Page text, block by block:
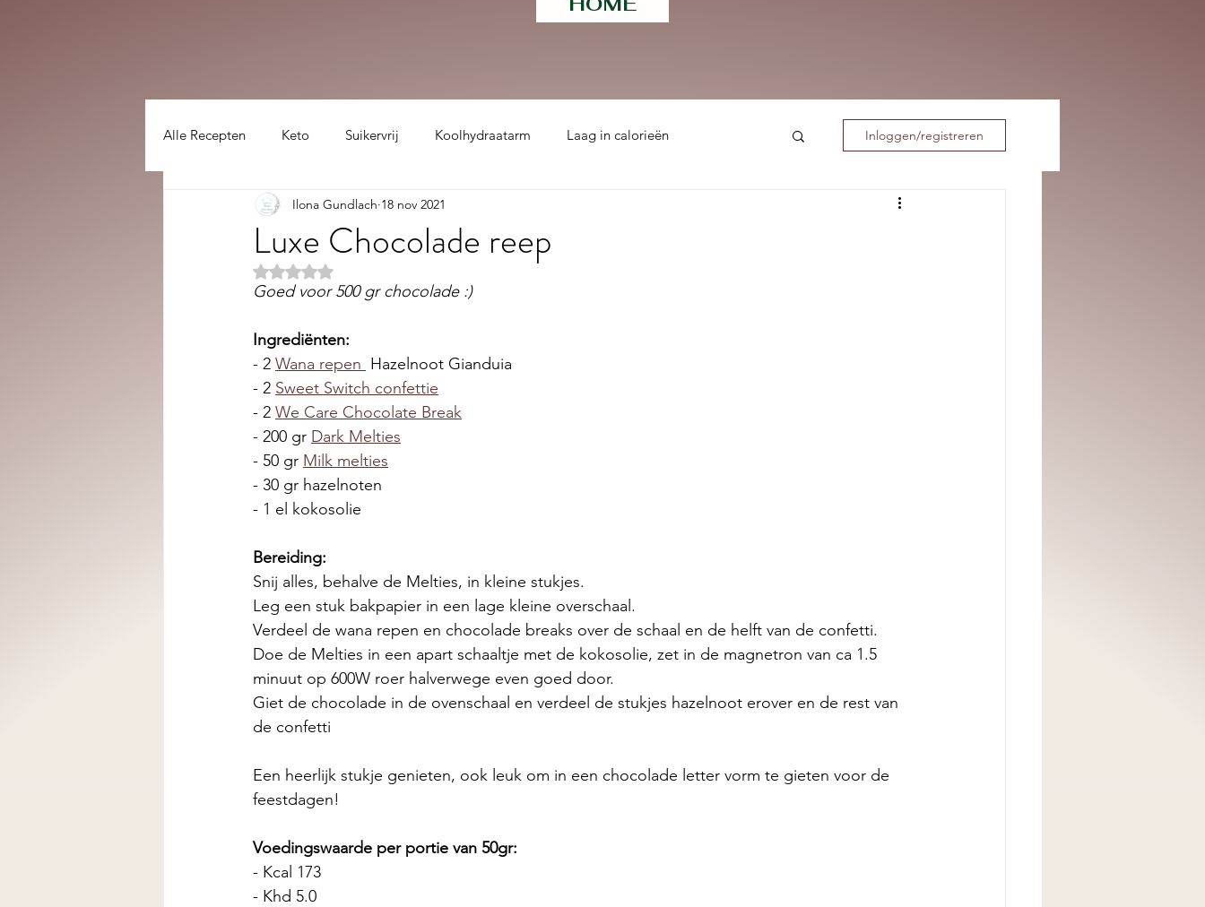
Alle Recepten Keto Suikervrij Koolhydraatarm Laag in calorieën
Lekker gezellig :) hoofdgerecht
Inloggen/registreren
Luxe Chocolade reep
Ilona Gundlach 18 nov 2021
Beoordeeld met NaN uit 5 sterren.
Goed voor 500 gr chocolade :)
Ingrediënten:
- 2 Wana repen Hazelnoot Gianduia
- 2 Sweet Switch confettie
- 2 We Care Chocolate Break
- 200 gr Dark Melties
- 50 gr Milk melties
- 30 gr hazelnoten
- 1 el kokosolie
Bereiding:
Snij alles, behalve de Melties, in kleine stukjes.
Leg een stuk bakpapier in een lage kleine overschaal.
Verdeel de wana repen en chocolade breaks over de schaal en de helft van de confetti.
Doe de Melties in een apart schaaltje met de kokosolie, zet in de magnetron van ca 1.5
minuut op 600W roer halverwege even goed door.
Giet de chocolade in de ovenschaal en verdeel de stukjes hazelnoot erover en de rest van
de confetti
Een heerlijk stukje genieten, ook leuk om in een chocolade letter vorm te gieten voor de
feestdagen!
Voedingswaarde per portie van 50gr:
- Kcal 173
- Khd 5.0